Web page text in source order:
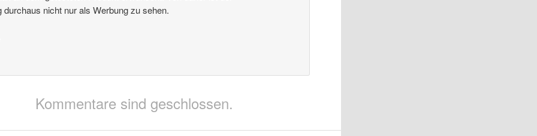
durchaus nicht nur als Werbung zu sehen.
Kommentare sind geschlossen.